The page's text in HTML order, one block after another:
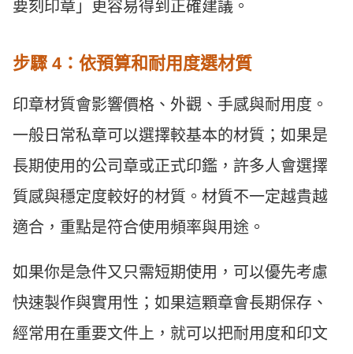
要刻印章」更容易得到正確建議。
步驟 4：依預算和耐用度選材質
印章材質會影響價格、外觀、手感與耐用度。
一般日常私章可以選擇較基本的材質；如果是
長期使用的公司章或正式印鑑，許多人會選擇
質感與穩定度較好的材質。材質不一定越貴越
適合，重點是符合使用頻率與用途。
如果你是急件又只需短期使用，可以優先考慮
快速製作與實用性；如果這顆章會長期保存、
經常用在重要文件上，就可以把耐用度和印文